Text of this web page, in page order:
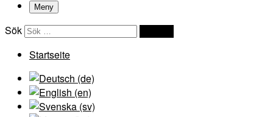
Meny
Sök
Startseite